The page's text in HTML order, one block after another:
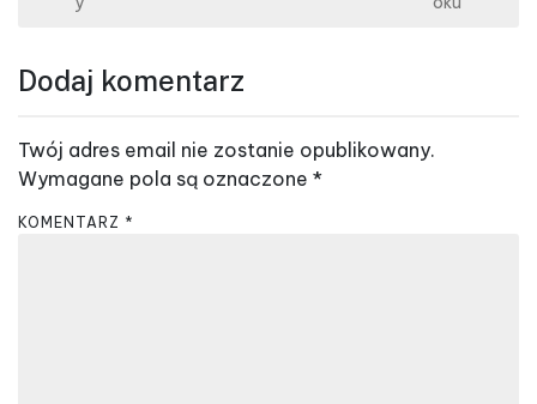
a
j
a
w
Dodaj komentarz
Twój adres email nie zostanie opublikowany.
Wymagane pola są oznaczone *
KOMENTARZ *